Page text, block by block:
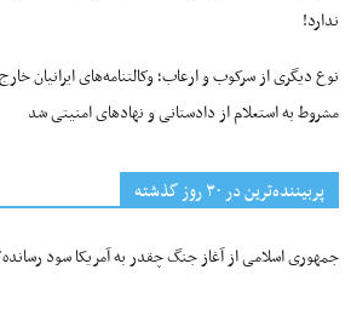
ندارد!
نوع دیگری از سرکوب و ارعاب؛ وکالتنامه‌های ایرانیان
مشروط به استعلام از دادستانی و نهادهای امنیتی شد
پربیننده‌ترین‌ در ۳۰ روز گذشته
جمهوری اسلامی از آغاز جنگ چقدر به آمریکا سود